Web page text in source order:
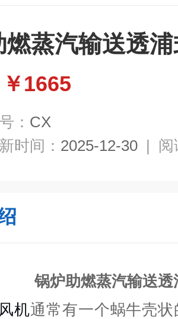
燃蒸汽输送透
￥1665
： CX
时间： 2025-12-30 | 阅
锅炉助燃蒸汽输送透
机通常有一个蜗牛壳